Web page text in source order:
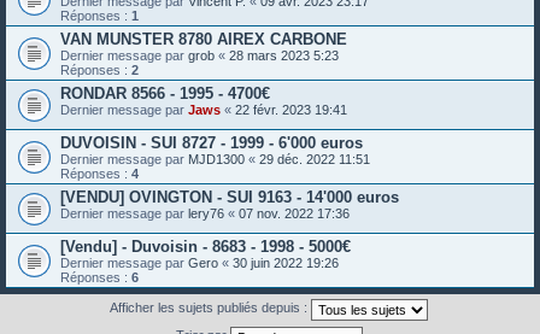
Réponses : 1
VAN MUNSTER 8780 AIREX CARBONE
Dernier message par grob « 28 mars 2023 5:23
Réponses : 2
RONDAR 8566 - 1995 - 4700€
Dernier message par Jaws « 22 févr. 2023 19:41
DUVOISIN - SUI 8727 - 1999 - 6'000 euros
Dernier message par MJD1300 « 29 déc. 2022 11:51
Réponses : 4
[VENDU] OVINGTON - SUI 9163 - 14'000 euros
Dernier message par lery76 « 07 nov. 2022 17:36
[Vendu] - Duvoisin - 8683 - 1998 - 5000€
Dernier message par Gero « 30 juin 2022 19:26
Réponses : 6
Afficher les sujets publiés depuis :